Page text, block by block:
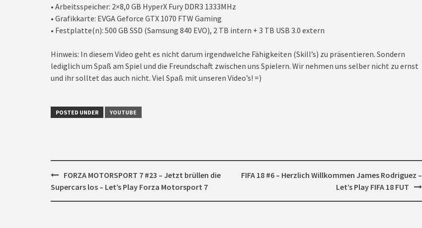
• Arbeitsspeicher: 2×8,0 GB HyperX Fury DDR3 1333MHz
• Grafikkarte: EVGA Geforce GTX 1070 FTW Gaming
• Festplatte(n): 500 GB SSD (Samsung 840 EVO), 2 TB intern + 3 TB USB 3.0 extern
Hinweis: In diesem Video geht es nicht darum irgendwelche Fähigkeiten (Skill’s) zu präsentieren. Sondern
lediglich um Spaß am Spiel und die Freundschaft zwischen uns Spielern. Wir nehmen uns selber nicht zu ernst
und ihr solltet das auch nicht. Viel Spaß mit unseren Video’s! =)
POSTED UNDER YOUTUBE
Post
navigation
FORZA MOTORSPORT 7 #23 – Jetzt brüllen die
Supercars los – Let’s Play Forza Motorsport 7
FIFA 18 #6 – Herzlich Willkommen James Rodriguez –
Let’s Play FIFA 18 FUT